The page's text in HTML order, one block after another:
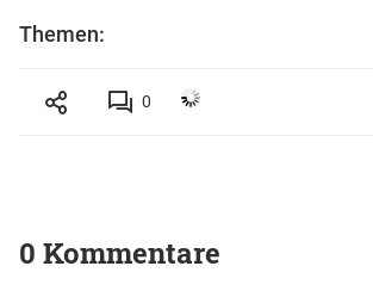
Themen:
0
0 Kommentare